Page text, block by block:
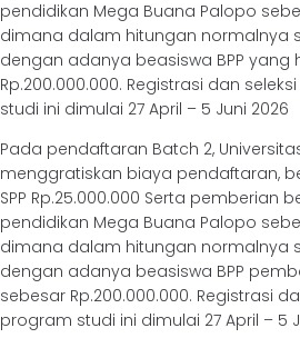
pendidikan Mega Buana Palopo
dimana dalam hitungan normalnya
dengan adanya beasiswa BPP
Rp.200.000.000. Registrasi dan
studi ini dimulai 27 April – 5 Juni 2026
Pada pendaftaran Batch 2,
menggratiskan biaya pendaftaran,
SPP Rp.25.000.000 Serta pemberian
pendidikan Mega Buana Palopo
dimana dalam hitungan normalnya
dengan adanya beasiswa BPP
sebesar Rp.200.000.000. Registrasi
program studi ini dimulai 27 April – 5